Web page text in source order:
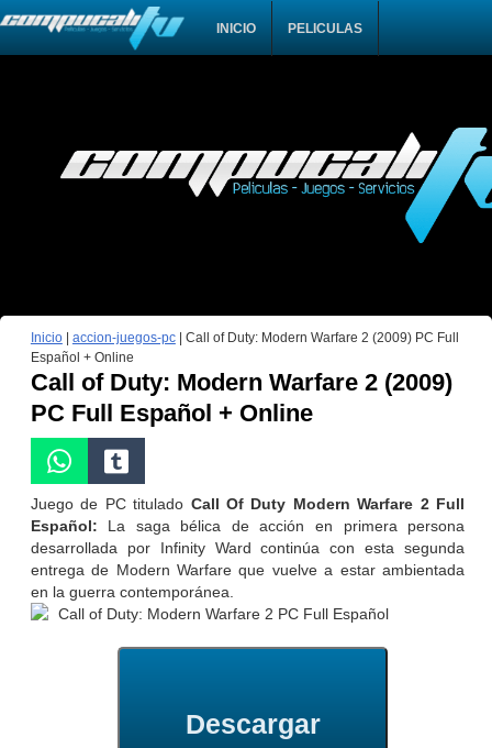
INICIO PELICULAS
Inicio| accion-juegos-pc| Call of Duty: Modern Warfare 2 (2009) PC Full
Español + Online
Call of Duty: Modern Warfare 2 (2009)
PC Full Español + Online
Juego de PC titulado Call Of Duty Modern Warfare 2 Full
Español: La saga bélica de acción en primera persona
desarrollada por Infinity Ward continúa con esta segunda
entrega de Modern Warfare que vuelve a estar ambientada
en la guerra contemporánea.
Descargar